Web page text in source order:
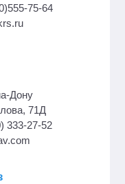
75-64
Дону
71Д
333-27-52